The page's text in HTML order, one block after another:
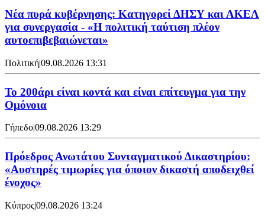
Νέα πυρά κυβέρνησης: Κατηγορεί ΔΗΣΥ και ΑΚΕΛ
για συνεργασία - «Η πολιτική ταύτιση πλέον
αυτοεπιβεβαιώνεται»
Πολιτική|09.08.2026 13:31
Το 200άρι είναι κοντά και είναι επίτευγμα για την
Ομόνοια
Γήπεδο|09.08.2026 13:29
Πρόεδρος Ανωτάτου Συνταγματικού Δικαστηρίου:
«Αυστηρές τιμωρίες για όποιον δικαστή αποδειχθεί
ένοχος»
Κύπρος|09.08.2026 13:24